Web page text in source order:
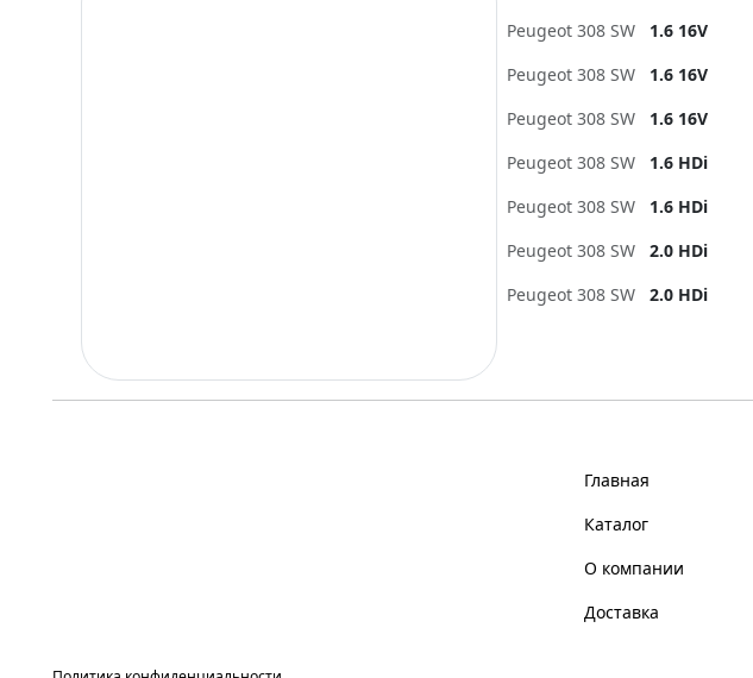
Peugeot 308 SW 1.6 16V
Peugeot 308 SW 1.6 16V
Peugeot 308 SW 1.6 16V
Peugeot 308 SW 1.6 HDi
Peugeot 308 SW 1.6 HDi
Peugeot 308 SW 2.0 HDi
Peugeot 308 SW 2.0 HDi
Главная
Каталог
О компании
Доставка